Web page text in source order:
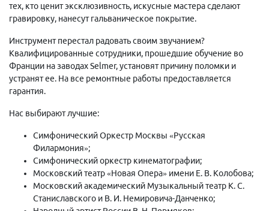
тех, кто ценит эксклюзивность, искусные мастера сделают
гравировку, нанесут гальваническое покрытие.
Инструмент перестал радовать своим звучанием?
Квалифицированные сотрудники, прошедшие обучение во
Франции на заводах Selmer, установят причину поломки и
устранят ее. На все ремонтные работы предоставляется
гарантия.
Нас выбирают лучшие:
Симфонический Оркестр Москвы «Русская
Филармония»;
Симфонический оркестр кинематографии;
Московский театр «Новая Опера» имени Е. В. Колобова;
Московский академический Музыкальный театр К. С.
Станиславского и В. И. Немировича-Данченко;